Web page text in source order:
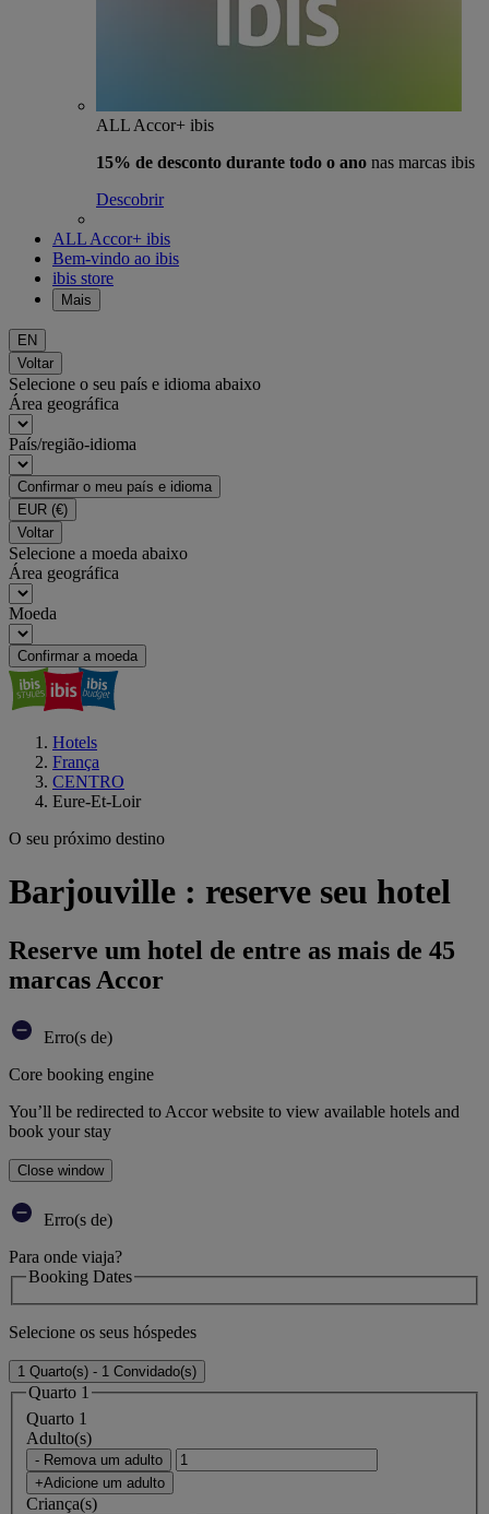
ALL Accor+ ibis
15% de desconto durante todo o ano nas marcas ibis
Descobrir
ALL Accor+ ibis
Bem-vindo ao ibis
ibis store
Mais
EN
Voltar
Selecione o seu país e idioma abaixo
Área geográfica
País/região-idioma
Confirmar o meu país e idioma
EUR (€)
Voltar
Selecione a moeda abaixo
Área geográfica
Moeda
Confirmar a moeda
Hotels
França
CENTRO
Eure-Et-Loir
O seu próximo destino
Barjouville : reserve seu hotel
Reserve um hotel de entre as mais de 45
marcas Accor
Erro(s de)
Core booking engine
You’ll be redirected to Accor website to view available hotels and
book your stay
Close window
Erro(s de)
Para onde viaja?
Booking Dates
Selecione os seus hóspedes
1 Quarto(s) - 1 Convidado(s)
Quarto 1
Quarto 1
Adulto(s)
- Remova um adulto
+Adicione um adulto
Criança(s)